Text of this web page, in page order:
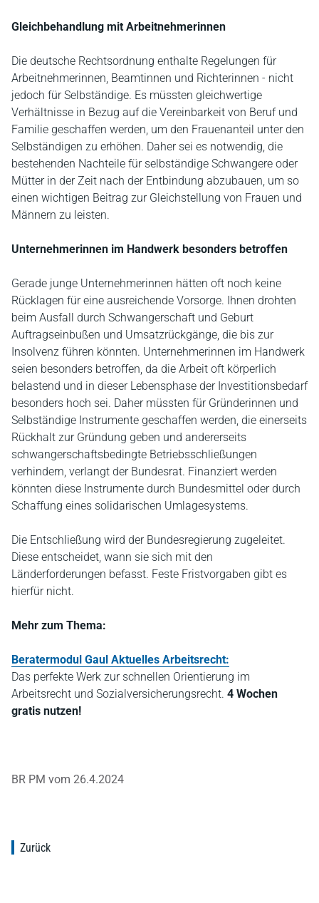
Gleichbehandlung mit Arbeitnehmerinnen
Die deutsche Rechtsordnung enthalte Regelungen für
Arbeitnehmerinnen, Beamtinnen und Richterinnen - nicht
jedoch für Selbständige. Es müssten gleichwertige
Verhältnisse in Bezug auf die Vereinbarkeit von Beruf und
Familie geschaffen werden, um den Frauenanteil unter den
Selbständigen zu erhöhen. Daher sei es notwendig, die
bestehenden Nachteile für selbständige Schwangere oder
Mütter in der Zeit nach der Entbindung abzubauen, um so
einen wichtigen Beitrag zur Gleichstellung von Frauen und
Männern zu leisten.
Unternehmerinnen im Handwerk besonders betroffen
Gerade junge Unternehmerinnen hätten oft noch keine
Rücklagen für eine ausreichende Vorsorge. Ihnen drohten
beim Ausfall durch Schwangerschaft und Geburt
Auftragseinbußen und Umsatzrückgänge, die bis zur
Insolvenz führen könnten. Unternehmerinnen im Handwerk
seien besonders betroffen, da die Arbeit oft körperlich
belastend und in dieser Lebensphase der Investitionsbedarf
besonders hoch sei. Daher müssten für Gründerinnen und
Selbständige Instrumente geschaffen werden, die einerseits
Rückhalt zur Gründung geben und andererseits
schwangerschaftsbedingte Betriebsschließungen
verhindern, verlangt der Bundesrat. Finanziert werden
könnten diese Instrumente durch Bundesmittel oder durch
Schaffung eines solidarischen Umlagesystems.
Die Entschließung wird der Bundesregierung zugeleitet.
Diese entscheidet, wann sie sich mit den
Länderforderungen befasst. Feste Fristvorgaben gibt es
hierfür nicht.
Mehr zum Thema:
Beratermodul Gaul Aktuelles Arbeitsrecht:
Das perfekte Werk zur schnellen Orientierung im
Arbeitsrecht und Sozialversicherungsrecht. 4 Wochen
gratis nutzen!
BR PM vom 26.4.2024
Zurück